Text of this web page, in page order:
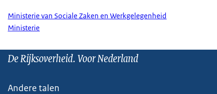
Ministerie van Sociale Zaken en Werkgelegenheid
Ministerie
De Rijksoverheid. Voor Nederland
Andere talen